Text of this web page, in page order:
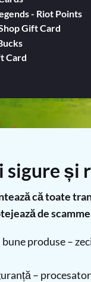
- Riot Points
Gift Card
Card
sigure și
că toate
de
produse –
–